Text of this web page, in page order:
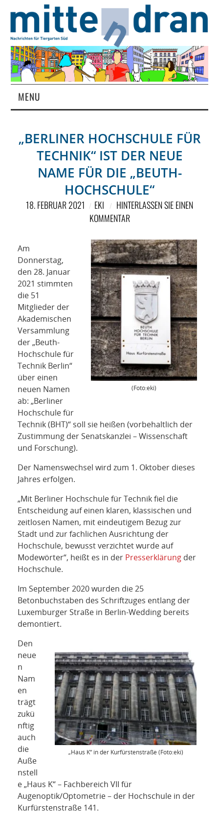
MENU
MAGAZIN
ÜBER UNS
SPONSORING
KONTAKT
„BERLINER HOCHSCHULE FÜR
TECHNIK“ IST DER NEUE
NAME FÜR DIE „BEUTH-
HOCHSCHULE“
18. FEBRUAR 2021 EKI
HINTERLASSEN SIE EINEN
KOMMENTAR
(Foto:eki)
Am
Donnerstag,
den 28. Januar
2021 stimmten
die 51
Mitglieder der
Akademischen
Versammlung
der „Beuth-
Hochschule für
Technik Berlin“
über einen
neuen Namen
ab: „Berliner
Hochschule für
Technik (BHT)“ soll sie heißen (vorbehaltlich der
Zustimmung der Senatskanzlei – Wissenschaft
und Forschung).
Der Namenswechsel wird zum 1. Oktober dieses
Jahres erfolgen.
„Mit Berliner Hochschule für Technik fiel die
Entscheidung auf einen klaren, klassischen und
zeitlosen Namen, mit eindeutigem Bezug zur
Stadt und zur fachlichen Ausrichtung der
Hochschule, bewusst verzichtet wurde auf
Modewörter“, heißt es in der Presserklärungder
Hochschule.
Im September 2020 wurden die 25
Betonbuchstaben des Schriftzuges entlang der
Luxemburger Straße in Berlin-Wedding bereits
demontiert.
„Haus K“ in der Kurfürstenstraße (Foto:eki)
Den
neue
n
Nam
en
trägt
zukü
nftig
auch
die
Auße
nstell
e „Haus K“ – Fachbereich VII für
Augenoptik/Optometrie – der Hochschule in der
Kurfürstenstraße 141.